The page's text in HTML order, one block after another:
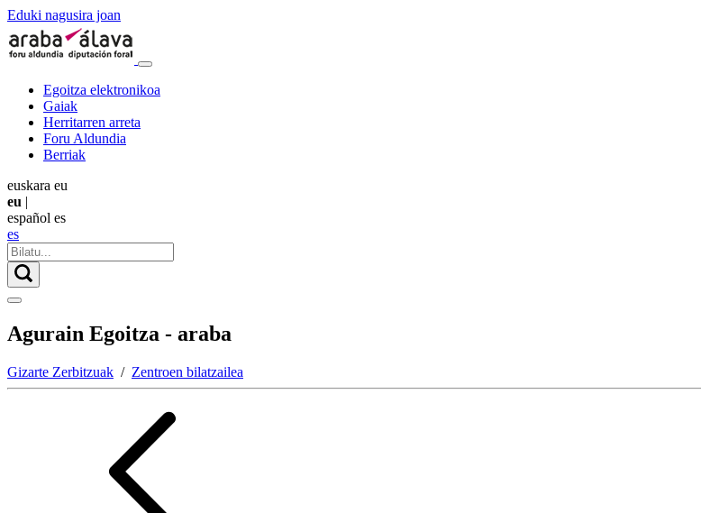
Eduki nagusira joan
Egoitza elektronikoa
Gaiak
Herritarren arreta
Foru Aldundia
Berriak
euskara eu
eu |
español es
es
Agurain Egoitza - araba
Gizarte Zerbitzuak / Zentroen bilatzailea